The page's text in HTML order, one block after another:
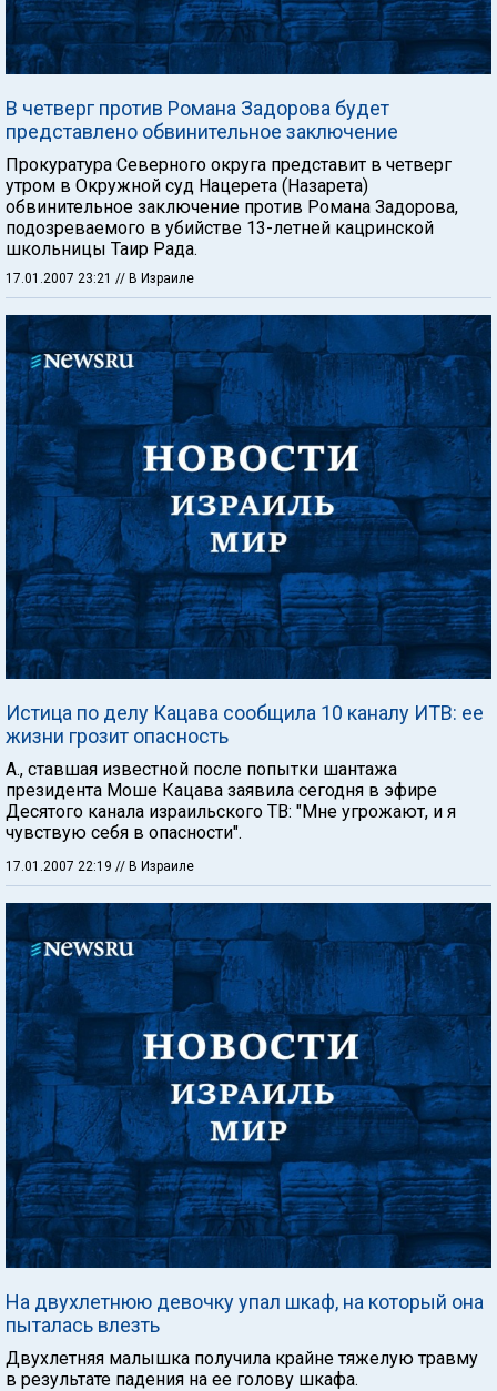
В четверг против Романа Задорова будет
представлено обвинительное заключение
Прокуратура Северного округа представит в четверг
утром в Окружной суд Нацерета (Назарета)
обвинительное заключение против Романа Задорова,
подозреваемого в убийстве 13-летней кацринской
школьницы Таир Рада.
17.01.2007 23:21 // В Израиле
Истица по делу Кацава сообщила 10 каналу ИТВ: ее
жизни грозит опасность
А., ставшая известной после попытки шантажа
президента Моше Кацава заявила сегодня в эфире
Десятого канала израильского ТВ: "Мне угрожают, и я
чувствую себя в опасности".
17.01.2007 22:19 // В Израиле
На двухлетнюю девочку упал шкаф, на который она
пыталась влезть
Двухлетняя малышка получила крайне тяжелую травму
в результате падения на ее голову шкафа.